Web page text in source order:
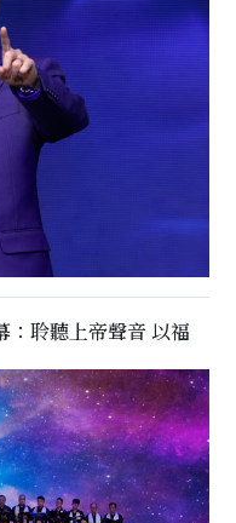
：聆聽上帝聲音 以福